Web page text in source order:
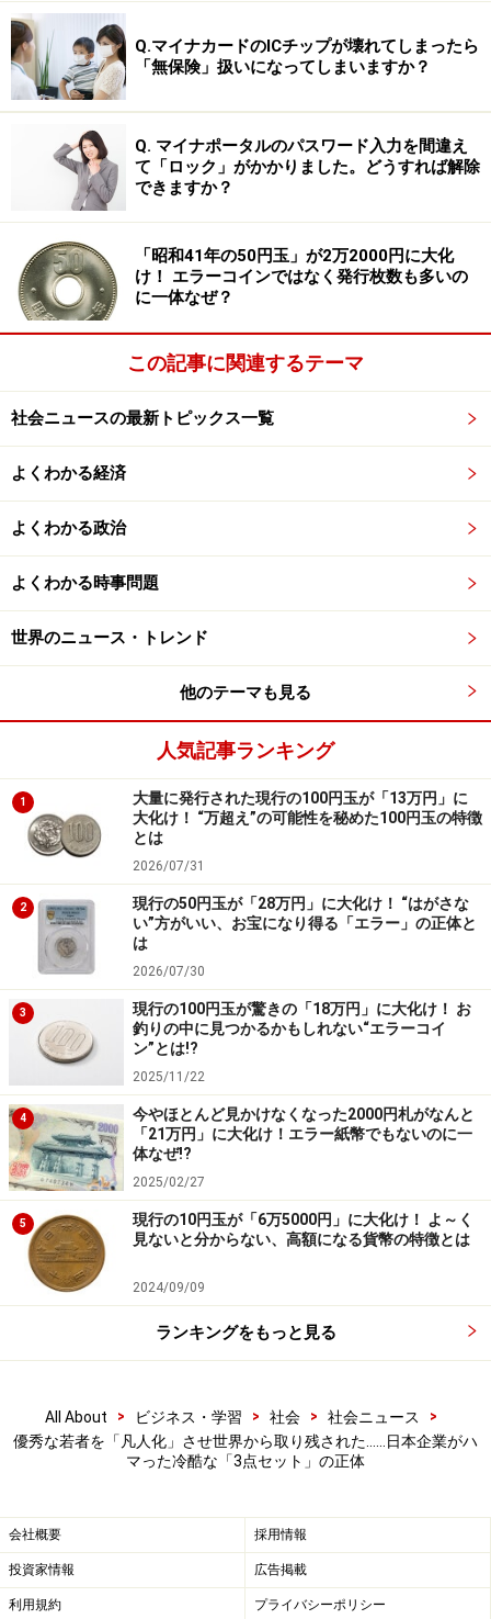
多くの企業の中に古い価値観から抜け出せないリーダー
がいて、過去に成功体験のある既存事業に固執したり、
前例踏襲型で仕事をさせたり、企業内部だけで閉じてパ
フォーマンス向上に結びつかない無駄な作業をやらせる
など、意欲ある働き手に対し、仕事のエネルギーを向か
わせる方向付けが間違っているのである。
また、人件費を将来への投資ではなく固定費と捉え、そ
の固定費を削減した人が評価されて出世してきたという
話もよく聞く。
試験（PISA）を見ると、日本の若者は世界トップクラス
と言ってもよいくらい優秀である。筆者は民族主義者で
な民族なのだろうと感動すらする。
だが、その若者が大人になり、企業に就職して集団とな
とおりガクンと落ちる。これは、指導者層、すなわち国
の指導者である政治家、企業の指導者である経営者に原
因があるとしか考えられない。
この問題について企業経営に携わっている人々で自覚の
ある人は少ないが、教育者の間では有名な話である。
自分たちが手塩にかけて育てた優秀な子どもたちが、会
社に入ったとたんに、その才能を潰されてしまう。専門
能力を活かそうとせず、「和を以て尊しと為す」という
言葉に代表されるような人間関係を押し付ける。企業の
リーダーや上司は高い専門能力をもった若者を、自分た
ちと同じような人間関係で物事を解決する会社員に変化
させてしまうのである。
カネボウの再建に取り組んだ小城武彦氏（九州大学大学
院教授）らは、専門技術力が勝負の時代に入ったにもか
かわらず、こうした社風が、日本企業が世界と競争でき
ない背景にあると分析している。
ドイツの「余裕」が生む高い生産性
ドイツは「日本の2/3のサイズの国」なので、そのドイ
ツが名目GDPで日本を追い抜くには、1人ひとりが日本
人よりも多く稼がないといけない。
ドイツの1人当たりおよび1時間当たりの労働生産性は日
本の約1.5倍である。まさに期待どおりの成果を上げてい
る。
キリスト教文化圏なので日曜日にはほぼすべての商店が
閉店する。すなわち、365日のうち、7分の1は経済活動
を休止している。それに、平日は残業しないでさっさと
興じている。
高く売れるものだけ作るドイツ人、いいものを安く売
Q.マイナカードのICチップが壊れてしまったら
「無保険」扱いになってしまいますか？
Q. マイナポータルのパスワード入力を間違え
て「ロック」がかかりました。どうすれば解除
できますか？
「昭和41年の50円玉」が2万2000円に大化
け！ エラーコインではなく発行枚数も多いの
に一体なぜ？
この記事に関連するテーマ
社会ニュースの最新トピックス一覧
よくわかる経済
よくわかる政治
よくわかる時事問題
世界のニュース・トレンド
他のテーマも見る
人気記事ランキング
1
大量に発行された現行の100円玉が「13万円」に
大化け！ “万超え”の可能性を秘めた100円玉の特徴
とは
2026/07/31
2
現行の50円玉が「28万円」に大化け！ “はがさな
い”方がいい、お宝になり得る「エラー」の正体と
は
2026/07/30
3
現行の100円玉が驚きの「18万円」に大化け！ お
釣りの中に見つかるかもしれない“エラーコイ
ン”とは!?
2025/11/22
4
今やほとんど見かけなくなった2000円札がなんと
「21万円」に大化け！エラー紙幣でもないのに一
体なぜ!?
2025/02/27
5
現行の10円玉が「6万5000円」に大化け！ よ～く
見ないと分からない、高額になる貨幣の特徴とは
2024/09/09
ランキングをもっと見る
All About > ビジネス・学習 > 社会 > 社会ニュース
>
優秀な若者を「凡人化」させ世界から取り残された……日本企業がハ
マった冷酷な「3点セット」の正体
会社概要 採用情報
投資家情報 広告掲載
利用規約 プライバシーポリシー